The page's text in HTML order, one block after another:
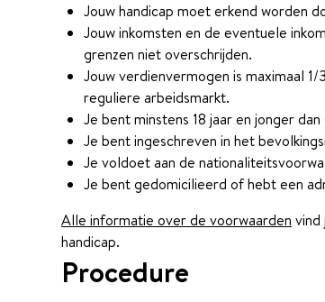
Jouw handicap moet erkend worden
Jouw inkomsten en de eventuele
grenzen niet overschrijden.
Jouw verdienvermogen is maximaal
reguliere arbeidsmarkt.
Je bent minstens 18 jaar en jonger dan
Je bent ingeschreven in het
Je voldoet aan de
Je bent gedomicilieerd of hebt een
Alle informatie over de voorwaarden vind
handicap.
Procedure